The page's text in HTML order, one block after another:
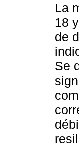
La
18
de
Se